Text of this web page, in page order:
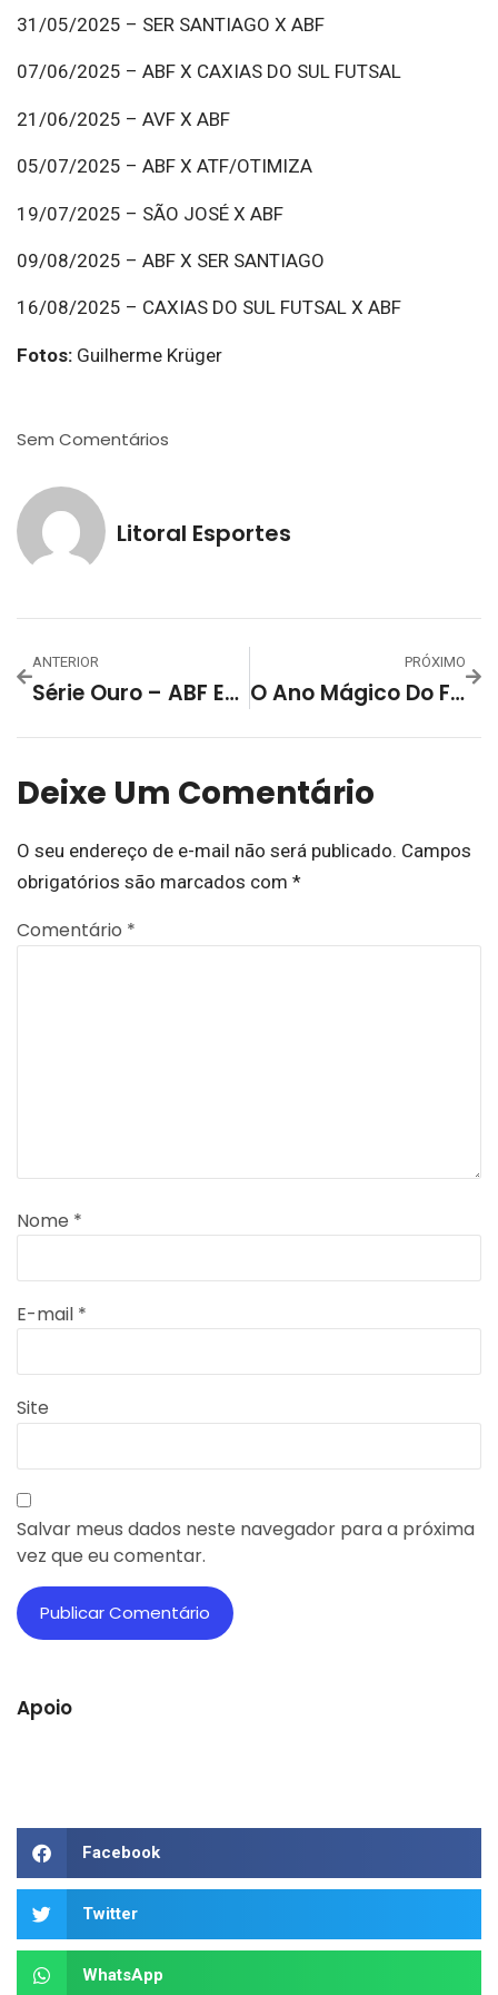
31/05/2025 – SER SANTIAGO X ABF
07/06/2025 – ABF X CAXIAS DO SUL FUTSAL
21/06/2025 – AVF X ABF
05/07/2025 – ABF X ATF/OTIMIZA
19/07/2025 – SÃO JOSÉ X ABF
09/08/2025 – ABF X SER SANTIAGO
16/08/2025 – CAXIAS DO SUL FUTSAL X ABF
Fotos: Guilherme Krüger
Sem Comentários
Litoral Esportes
ANTERIOR
Série Ouro – ABF Encara O São José De Cachoeira Do Sul Em Casa No Sábado (03)
PRÓXIMO
O Ano Mágico Do Futsal Lourenciano: ABF Futsal Campeã Gaúcha De Futsal 2022
Deixe Um Comentário
O seu endereço de e-mail não será publicado. Campos
obrigatórios são marcados com *
Comentário *
Nome *
E-mail *
Site
Salvar meus dados neste navegador para a próxima
vez que eu comentar.
Apoio
Facebook
Twitter
WhatsApp